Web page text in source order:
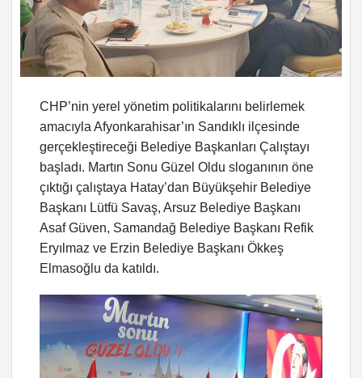
CHP’nin yerel yönetim politikalarını belirlemek
amacıyla Afyonkarahisar’ın Sandıklı ilçesinde
gerçekleştireceği Belediye Başkanları Çalıştayı
başladı. Martın Sonu Güzel Oldu sloganının öne
çıktığı çalıştaya Hatay’dan Büyükşehir Belediye
Başkanı Lütfü Savaş, Arsuz Belediye Başkanı
Asaf Güven, Samandağ Belediye Başkanı Refik
Eryılmaz ve Erzin Belediye Başkanı Ökkeş
Elmasoğlu da katıldı.